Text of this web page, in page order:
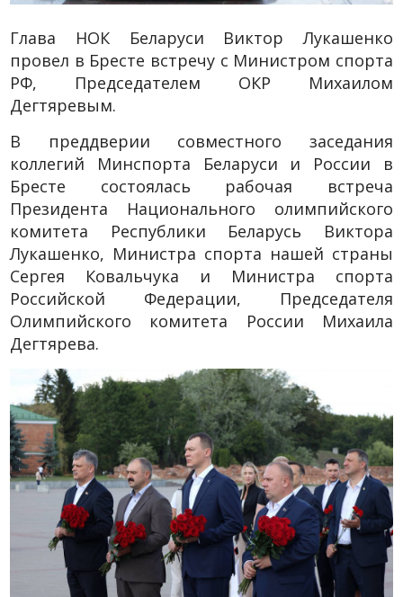
Глава НОК Беларуси Виктор Лукашенко
провел в Бресте встречу с Министром спорта
РФ, Председателем ОКР Михаилом
Дегтяревым.
В преддверии совместного заседания
коллегий Минспорта Беларуси и России в
Бресте состоялась рабочая встреча
Президента Национального олимпийского
комитета Республики Беларусь Виктора
Лукашенко, Министра спорта нашей страны
Сергея Ковальчука и Министра спорта
Российской Федерации, Председателя
Олимпийского комитета России Михаила
Дегтярева.